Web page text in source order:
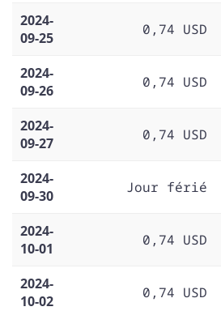
2024-
09-25
0,74 USD
2024-
09-26
0,74 USD
2024-
09-27
0,74 USD
2024-
09-30
Jour férié
2024-
10-01
0,74 USD
2024-
10-02
0,74 USD